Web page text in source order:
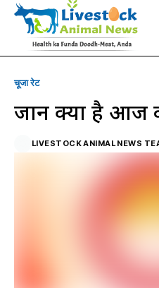
चूजा रेट
जानें क्या है आज
LIVESTOCK ANIMAL NEWS